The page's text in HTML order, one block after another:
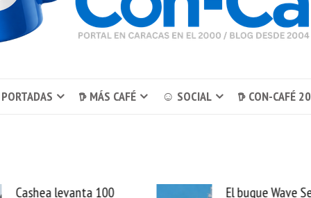
𖠚 MÁS CAFÉ ☺ SOCIAL 𖠚 CON-CAFÉ
El buque Wave Sentinel
Uber se lleva